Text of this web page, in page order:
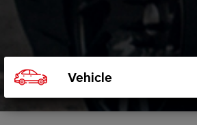
vehicle